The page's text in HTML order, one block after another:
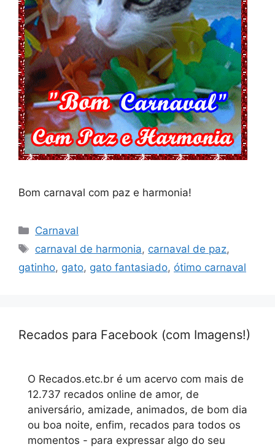
Bom carnaval com paz e harmonia!
Categorias
Carnaval
Tags
carnaval de harmonia, carnaval de paz,
gatinho, gato, gato fantasiado, ótimo carnaval
Recados para Facebook (com Imagens!)
O Recados.etc.br é um acervo com mais de
12.737 recados online de amor, de
aniversário, amizade, animados, de bom dia
ou boa noite, enfim, recados para todos os
momentos - para expressar algo do seu